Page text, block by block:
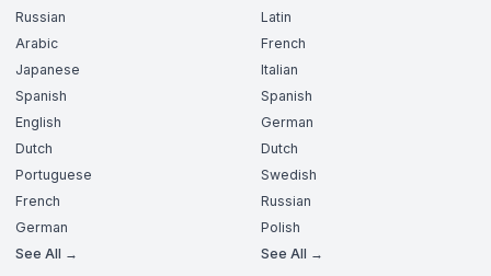
Russian
Arabic
Japanese
Spanish
English
Dutch
Portuguese
French
German
See All →
Latin
French
Italian
Spanish
German
Dutch
Swedish
Russian
Polish
See All →